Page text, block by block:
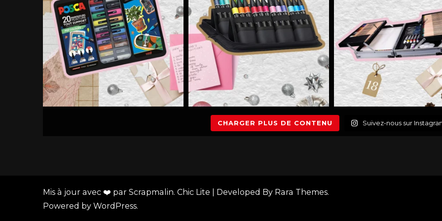
CHARGER PLUS DE CONTENU Suivez-nous sur
Mis à jour avec ❤️ par Scrapmalin. Chic Lite | Developed By Rara Themes.
Powered by WordPress.